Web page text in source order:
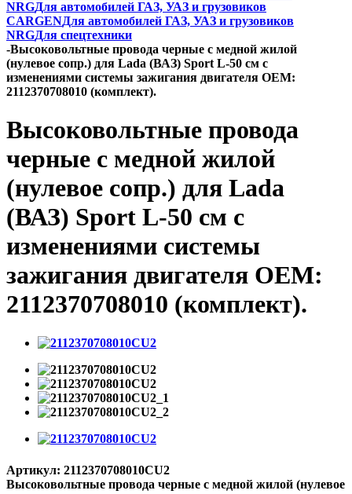
NRGДля автомобилей ГАЗ, УАЗ и грузовиков
CARGENДля автомобилей ГАЗ, УАЗ и грузовиков
NRGДля спецтехники
-Высоковольтные провода черные с медной жилой
(нулевое сопр.) для Lada (ВАЗ) Sport L-50 см с
изменениями системы зажигания двигателя OEM:
2112370708010 (комплект).
Высоковольтные провода
черные с медной жилой
(нулевое сопр.) для Lada
(ВАЗ) Sport L-50 см с
изменениями системы
зажигания двигателя OEM:
2112370708010 (комплект).
Артикул: 2112370708010CU2
Высоковольтные провода черные с медной жилой (нулевое